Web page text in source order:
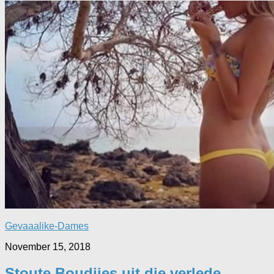
Gevaaalike-Dames
November 15, 2018